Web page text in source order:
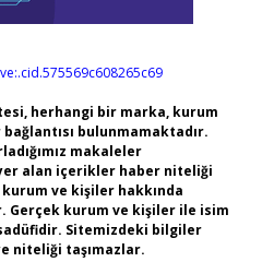
herhangi bir marka, kurum
bulunmamaktadır.
makaleler
alan içerikler haber niteliği
ve kişiler hakkında
Gerçek kurum ve kişiler ile isim
Sitemizdeki bilgiler
niteliği taşımazlar.